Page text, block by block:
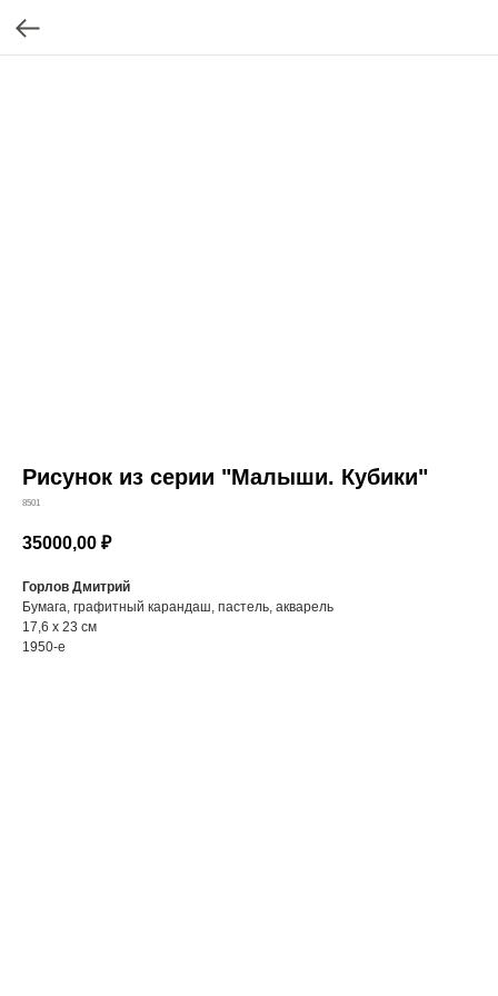
Рисунок из серии "Малыши. Кубики"
8501
35000,00 ₽
Горлов Дмитрий
Бумага, графитный карандаш, пастель, акварель
17,6 х 23 см
1950-е